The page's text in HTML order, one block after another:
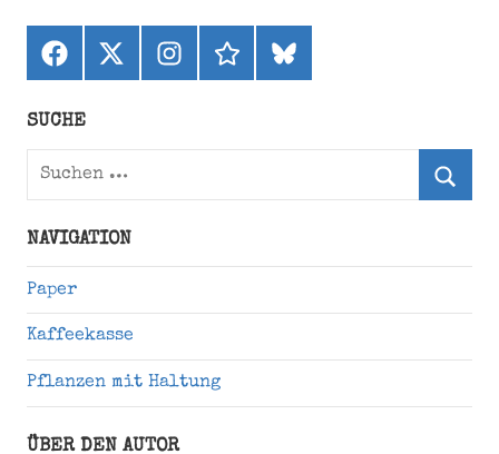
Facebook
X
(ehemals
Instagramthreadsbluesky
SUCHE
Suchen
NAVIGATION
Paper
Kaffeekasse
Pflanzen mit Haltung
ÜBER DEN AUTOR